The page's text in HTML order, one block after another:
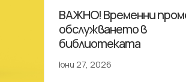
ВАЖНО! Временни
обслужването в
библиотеката
юни 27, 2026